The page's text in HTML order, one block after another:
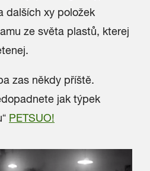
dalších xy položek
ze světa plastů, kterej
zas někdy příště.
jak týpek
PETSUO!